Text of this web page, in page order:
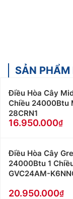
thổi lưu
máy lạnh
Nhược
Điều Hòa
khi hoạt
tiếng ồn lớn
Giá bán Điều
treo tường:
hơn các
suất làm
Mua Điều
SẢN PHẨM
Điều Hòa Cây
Chiều 24000Btu
28CRN1
16.950.000
Điều Hòa Cây
24000Btu 1
GVC24AM-
20.950.000